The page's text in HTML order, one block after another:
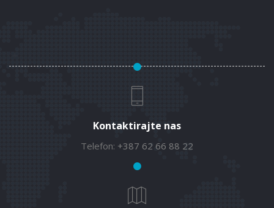
Kontaktirajte nas
Telefon: +387 62 66 88 22